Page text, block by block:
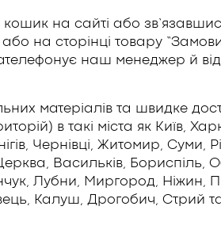
на сайті або
на сторінці товару
наш менеджер й
матеріалів та швидке
в такі міста як Київ,
Чернівці, Житомир, Суми,
Васильків, Бориспіль,
Лубни, Миргород, Ніжин,
Калуш, Дрогобич, Стрий та